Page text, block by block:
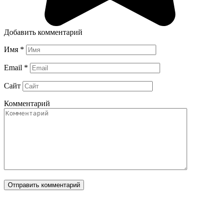
Добавить комментарий
Имя *
Email *
Сайт
Комментарий